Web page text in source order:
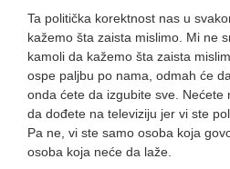
Ta politička korektnost nas u
kažemo šta zaista mislimo. Mi ne
kamoli da kažemo šta zaista
ospe paljbu po nama, odmah će
onda ćete da izgubite sve. Nećete
da dođete na televiziju jer vi ste
Pa ne, vi ste samo osoba koja
osoba koja neće da laže.